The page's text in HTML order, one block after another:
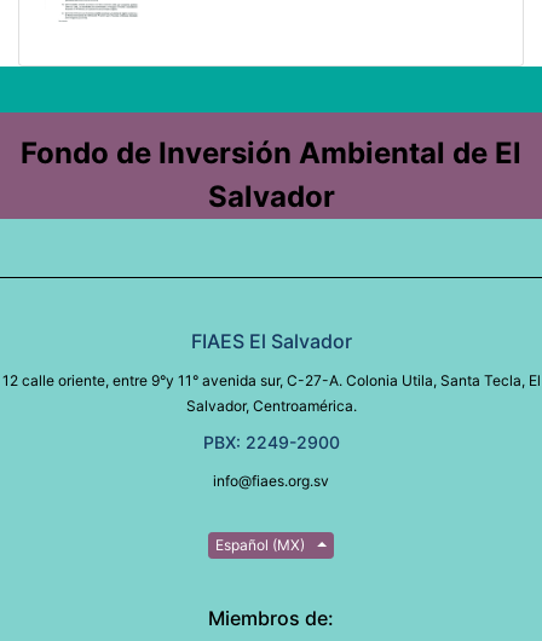
Fondo de Inversión Ambiental de El
Salvador
FIAES El Salvador
12 calle oriente, entre 9°y 11° avenida sur, C-27-A. Colonia Utila, Santa Tecla, El
Salvador, Centroamérica.
PBX: 2249-2900
info@fiaes.org.sv
Español (MX)
Miembros de: